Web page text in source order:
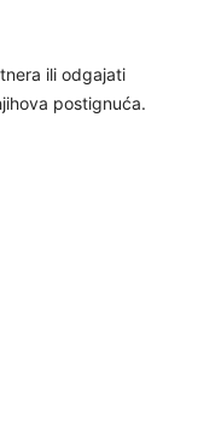
ili odgajati
postignuća.